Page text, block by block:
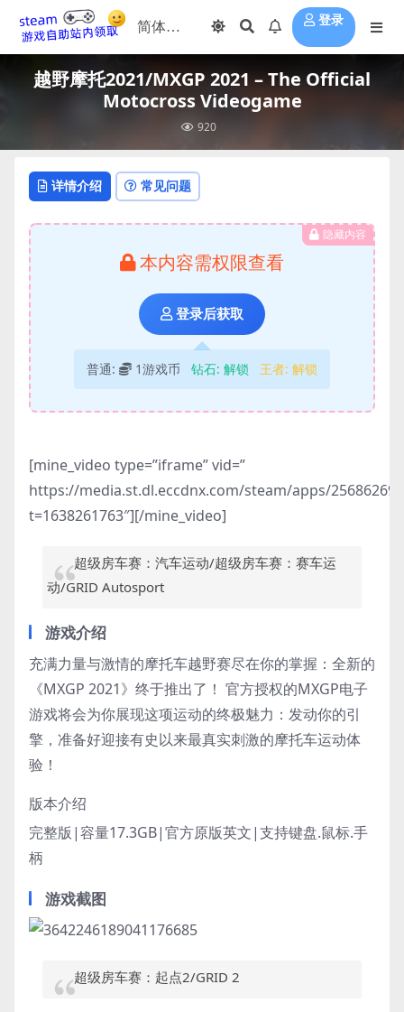
登录
越野摩托2021/MXGP 2021 – The Official
Motocross Videogame
920
详情介绍 常见问题
隐藏内容
本内容需权限查看
登录后获取
普通: 1游戏币 钻石: 解锁 王者: 解锁
[mine_video type=”iframe” vid=”
https://media.st.dl.eccdnx.com/steam/apps/
t=1638261763″][/mine_video]
超级房车赛：汽车运动/超级房车赛：赛车运
动/GRID Autosport
游戏介绍
充满力量与激情的摩托车越野赛尽在你的掌握：全新的
《MXGP 2021》终于推出了！ 官方授权的MXGP电子
游戏将会为你展现这项运动的终极魅力：发动你的引
擎，准备好迎接有史以来最真实刺激的摩托车运动体
验！
版本介绍
完整版|容量17.3GB|官方原版英文|支持键盘.鼠标.手
柄
游戏截图
超级房车赛：起点2/GRID 2